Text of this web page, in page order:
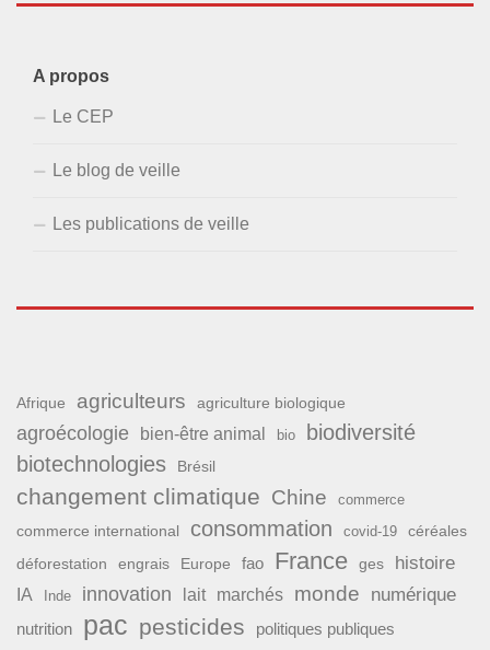
A propos
Le CEP
Le blog de veille
Les publications de veille
Afrique agriculteurs agriculture biologique
agroécologie bien-être animal bio
biodiversité
biotechnologies
Brésil
changement climatique Chine commerce
commerce international consommation covid-19 céréales
déforestation engrais Europe fao France ges histoire
IA Inde innovation lait marchés monde numérique
nutrition pac pesticides politiques publiques